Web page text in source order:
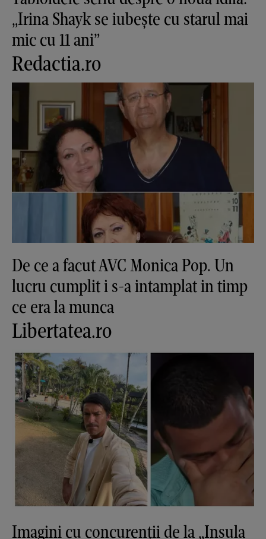
„Irina Shayk se iubește cu starul mai
mic cu 11 ani”
Redactia.ro
De ce a facut AVC Monica Pop. Un
lucru cumplit i s-a intamplat in timp
ce era la munca
Libertatea.ro
Imagini cu concurenții de la „Insula